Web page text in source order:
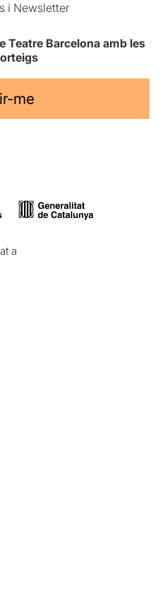
i Newsletter
Teatre Barcelona amb les
me
a